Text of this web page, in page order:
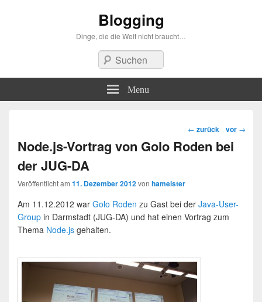
Blogging
Dinge, die die Welt nicht braucht…
Suchen
Menu
Beitragsnavigation
← zurück vor →
Node.js-Vortrag von Golo Roden bei
der JUG-DA
Veröffentlicht am 11. Dezember 2012von hameister
Am 11.12.2012 war Golo Roden zu Gast bei der Java-User-
Group in Darmstadt (JUG-DA) und hat einen Vortrag zum
Thema Node.js gehalten.